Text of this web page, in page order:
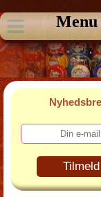
Menu
Tilmeld